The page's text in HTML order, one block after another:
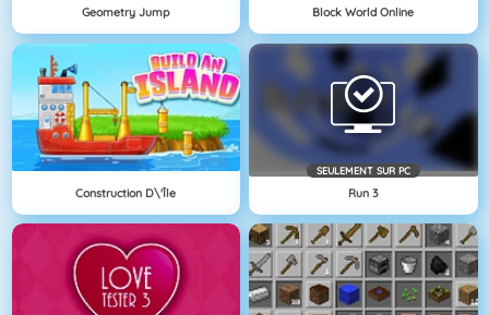
Geometry Jump Block World Online
Construction D\'île
SEULEMENT SUR PC
Run 3